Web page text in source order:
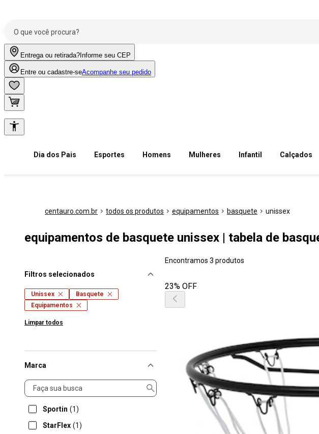
Entrega ou retirada? Informe seu CEP
Entre ou cadastre-seAcompanhe seu pedido
Dia dos Pais Esportes Homens Mulheres Infantil Calçados
centauro.com.br todos os produtos equipamentos basquete unissex
equipamentos de basquete unissex | tabela de
Filtros selecionados
Unissex
Basquete
Equipamentos
Limpar todos
Marca
Marca
Sportin (1)
StarFlex (1)
Encontramos 3 produtos
23% OFF